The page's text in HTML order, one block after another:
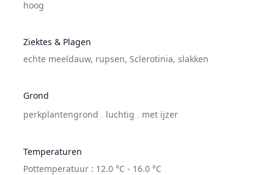
hoog
Ziektes & Plagen
echte meeldauw, rupsen, Sclerotinia, slakken
Grond
perkplantengrond , luchtig , met ijzer
Temperaturen
Pottemperatuur : 12.0 °C - 16.0 °C